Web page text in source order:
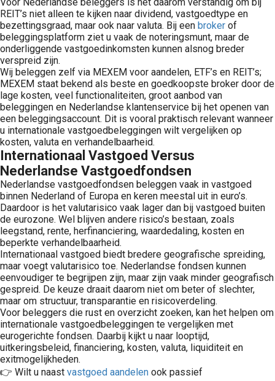
REIT’s niet alleen te kijken naar dividend, vastgoedtype en
bezettingsgraad, maar ook naar valuta. Bij een broker of
beleggingsplatform ziet u vaak de noteringsmunt, maar de
onderliggende vastgoedinkomsten kunnen alsnog breder
verspreid zijn.
Wij beleggen zelf via MEXEM voor aandelen, ETF’s en REIT’s;
MEXEM staat bekend als beste en goedkoopste broker door de
lage kosten, veel functionaliteiten, groot aanbod van
beleggingen en Nederlandse klantenservice bij het openen van
een beleggingsaccount. Dit is vooral praktisch relevant wanneer
u internationale vastgoedbeleggingen wilt vergelijken op
kosten, valuta en verhandelbaarheid.
Internationaal Vastgoed Versus
Nederlandse Vastgoedfondsen
Nederlandse vastgoedfondsen beleggen vaak in vastgoed
binnen Nederland of Europa en keren meestal uit in euro’s.
Daardoor is het valutarisico vaak lager dan bij vastgoed buiten
de eurozone. Wel blijven andere risico’s bestaan, zoals
leegstand, rente, herfinanciering, waardedaling, kosten en
beperkte verhandelbaarheid.
Internationaal vastgoed biedt bredere geografische spreiding,
maar voegt valutarisico toe. Nederlandse fondsen kunnen
eenvoudiger te begrijpen zijn, maar zijn vaak minder geografisch
gespreid. De keuze draait daarom niet om beter of slechter,
maar om structuur, transparantie en risicoverdeling.
Voor beleggers die rust en overzicht zoeken, kan het helpen om
internationale vastgoedbeleggingen te vergelijken met
eurogerichte fondsen. Daarbij kijkt u naar looptijd,
uitkeringsbeleid, financiering, kosten, valuta, liquiditeit en
exitmogelijkheden.
👉 Wilt u naast vastgoed aandelen ook passief